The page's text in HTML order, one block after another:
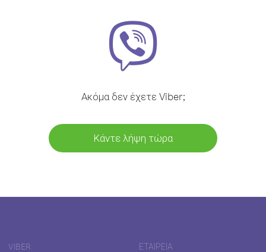
Ακόμα δεν έχετε Viber;
Κάντε λήψη τώρα
VIBER ΕΤΑΙΡΕΊΑ